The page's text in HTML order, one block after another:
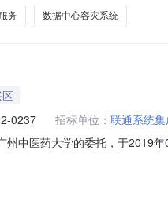
务 数据中心容灾系统
0237 招标单位： 联通系统
州中医药大学的委托，于2019
联通系统集成有限公司法人代